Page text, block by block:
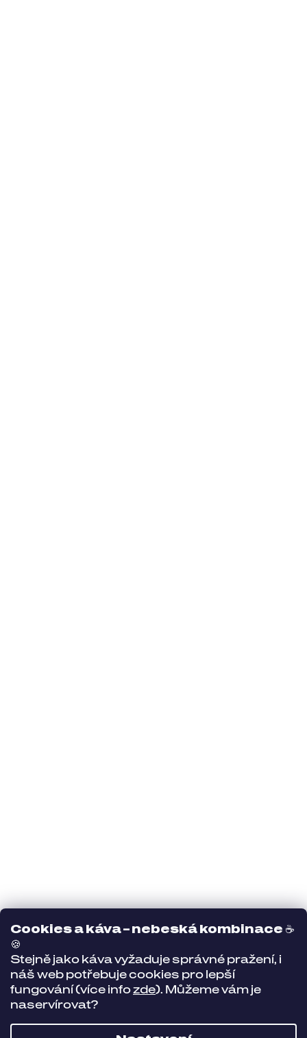
Cookies a káva – nebeská kombinace ☕
🍪
Stejně jako káva vyžaduje správné pražení, i
náš web potřebuje cookies pro lepší
fungování (více infozde). Můžeme vám je
naservírovat?